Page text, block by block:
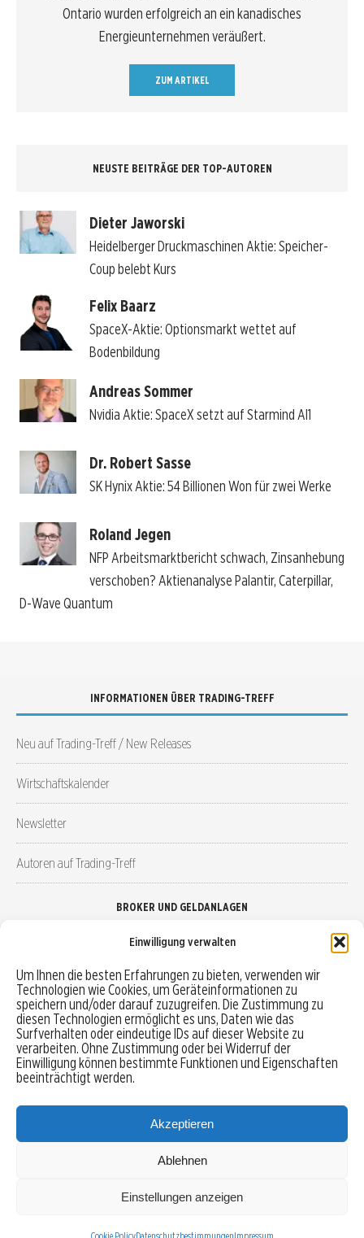
Einwilligung verwalten
Um Ihnen die besten Erfahrungen zu bieten, verwenden wir
Technologien wie Cookies, um Geräteinformationen zu
speichern und/oder darauf zuzugreifen. Die Zustimmung zu
diesen Technologien ermöglicht es uns, Daten wie das
Surfverhalten oder eindeutige IDs auf dieser Website zu
verarbeiten. Ohne Zustimmung oder bei Widerruf der
Einwilligung können bestimmte Funktionen und Eigenschaften
beeinträchtigt werden.
Akzeptieren
Ablehnen
Einstellungen anzeigen
Ontario wurden erfolgreich an ein kanadisches
Energieunternehmen veräußert.
ZUM ARTIKEL
NEUSTE BEITRÄGE DER TOP-AUTOREN
Dieter Jaworski
Heidelberger Druckmaschinen Aktie: Speicher-
Coup belebt Kurs
Felix Baarz
SpaceX-Aktie: Optionsmarkt wettet auf
Bodenbildung
Andreas Sommer
Nvidia Aktie: SpaceX setzt auf Starmind AI1
Dr. Robert Sasse
SK Hynix Aktie: 54 Billionen Won für zwei Werke
Roland Jegen
NFP Arbeitsmarktbericht schwach, Zinsanhebung
verschoben? Aktienanalyse Palantir, Caterpillar,
D-Wave Quantum
INFORMATIONEN ÜBER TRADING-TREFF
Neu auf Trading-Treff / New Releases
Wirtschaftskalender
Newsletter
Autoren auf Trading-Treff
BROKER UND GELDANLAGEN
Robo-Advisor vergleichen
Depotvergleich
Festgeld vergleichen
Tagesgeld vergleichen